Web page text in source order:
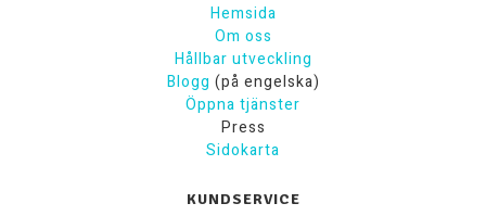
Hemsida
Om oss
Hållbar utveckling
Blogg (på engelska)
Öppna tjänster
Press
Sidokarta
KUNDSERVICE